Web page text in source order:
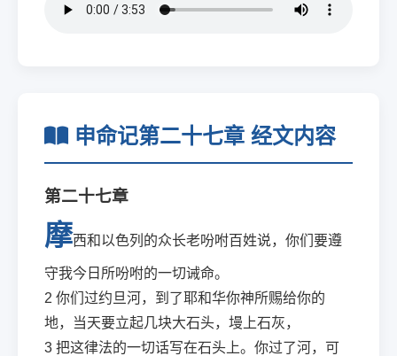
申命记第二十七章 经文内容
第二十七章
摩西和以色列的众长老吩咐百姓说，你们要遵
守我今日所吩咐的一切诫命。
2 你们过约旦河，到了耶和华你神所赐给你的
地，当天要立起几块大石头，墁上石灰，
3 把这律法的一切话写在石头上。你过了河，可